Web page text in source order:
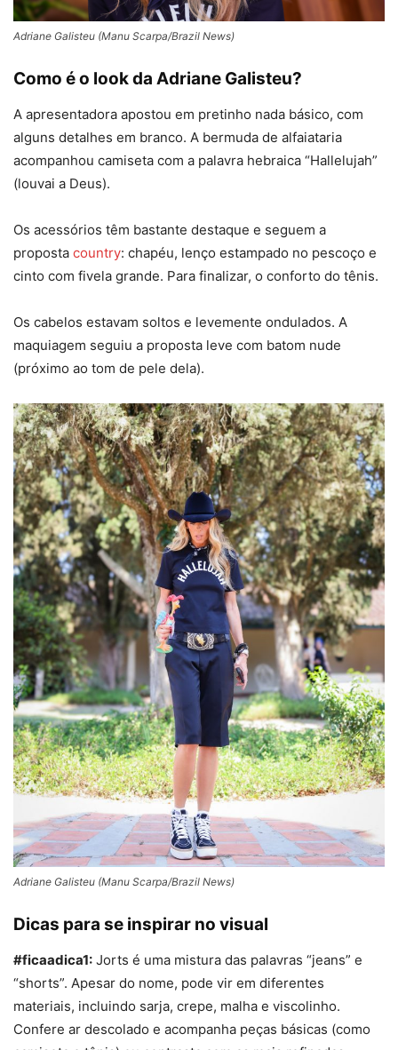
Adriane Galisteu (Manu Scarpa/Brazil News)
Como é o look da Adriane Galisteu?
A apresentadora apostou em pretinho nada básico, com
alguns detalhes em branco. A bermuda de alfaiataria
acompanhou camiseta com a palavra hebraica “Hallelujah”
(louvai a Deus).
Os acessórios têm bastante destaque e seguem a
proposta country: chapéu, lenço estampado no pescoço e
cinto com fivela grande. Para finalizar, o conforto do tênis.
Os cabelos estavam soltos e levemente ondulados. A
maquiagem seguiu a proposta leve com batom nude
(próximo ao tom de pele dela).
Adriane Galisteu (Manu Scarpa/Brazil News)
Dicas para se inspirar no visual
#ficaadica1: Jorts é uma mistura das palavras “jeans” e
“shorts”. Apesar do nome, pode vir em diferentes
materiais, incluindo sarja, crepe, malha e viscolinho.
Confere ar descolado e acompanha peças básicas (como